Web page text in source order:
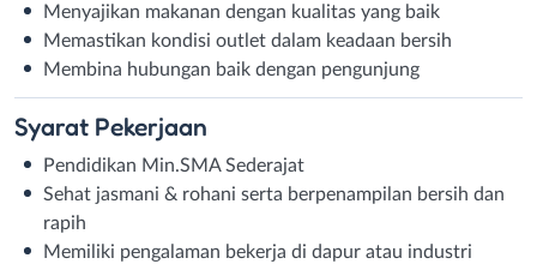
Menyajikan makanan dengan kualitas yang baik
Memastikan kondisi outlet dalam keadaan bersih
Membina hubungan baik dengan pengunjung
Syarat Pekerjaan
Pendidikan Min.SMA Sederajat
Sehat jasmani & rohani serta berpenampilan bersih dan
rapih
Memiliki pengalaman bekerja di dapur atau industri